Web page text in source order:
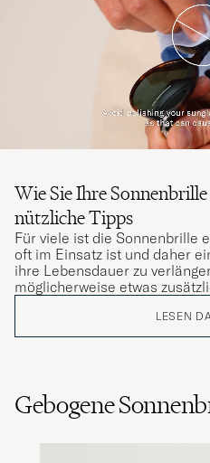
Wie Sie Ihre
nützliche Tipps
Für viele ist die Sonnenbrille
oft im Einsatz ist und daher
ihre Lebensdauer zu
möglicherweise etwas
LESEN
Gebogene